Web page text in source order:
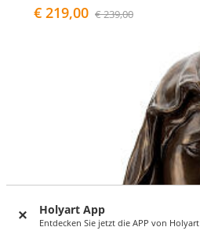
Holyart App
Entdecken Sie jetzt die APP von Holyart
€ 219,00 € 239,00